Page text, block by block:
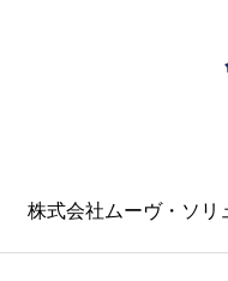
株式会社ムーヴ・ソリ